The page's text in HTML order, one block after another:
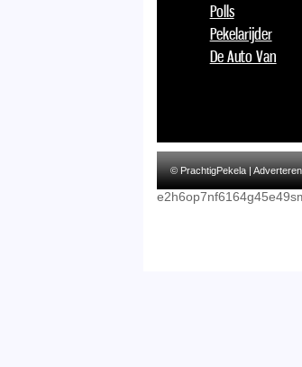
Polls
Pekelarijder
De Auto Van
© PrachtigPekela |